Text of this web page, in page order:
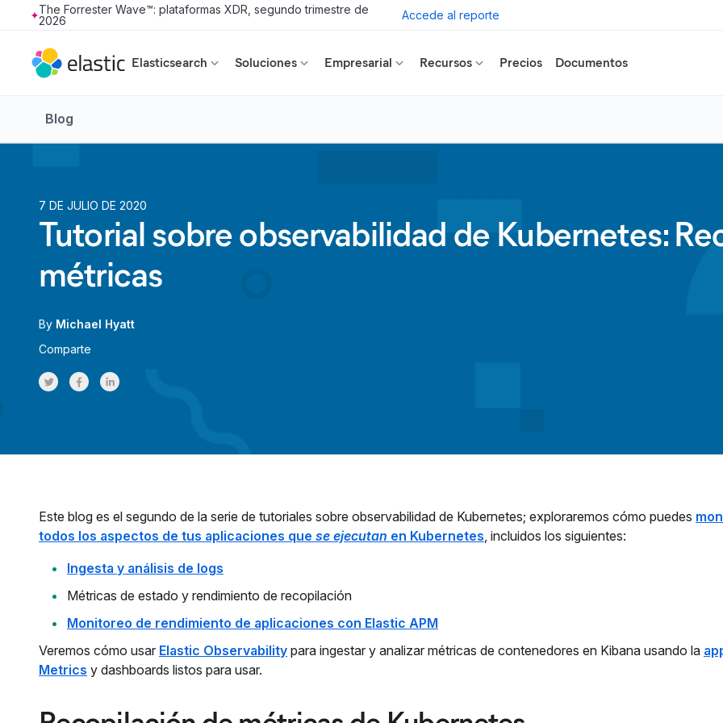
Skip to main content
The Forrester Wave™: plataformas XDR, segundo trimestre de
2026
Accede al reporte
Elasticsearch Soluciones Empresarial Recursos Precios Documentos
Blog
7 DE JULIO DE 2020
Tutorial sobre observabilidad de Kubernetes:
métricas
By Michael Hyatt
Comparte
Share on Twitter
Share on Facebook
Share on LinkedInr
Este blog es el segundo de la serie de tutoriales sobre observabilidad de Kubernetes; exploraremos cómo puedes
todos los aspectos de tus aplicaciones que se ejecutan en Kubernetes, incluidos los siguientes:
Ingesta y análisis de logs
Métricas de estado y rendimiento de recopilación
Monitoreo de rendimiento de aplicaciones con Elastic APM
Veremos cómo usar Elastic Observability para ingestar y analizar métricas de contenedores en Kibana usando la
Metrics y dashboards listos para usar.